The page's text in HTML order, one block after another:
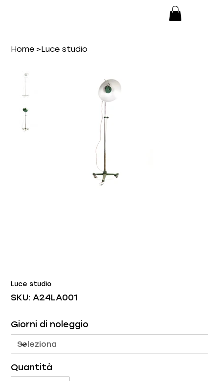
Home >Luce studio
Luce studio
SKU:
SKU
A24LA001
A24LA001
Giorni di noleggio
Quantità